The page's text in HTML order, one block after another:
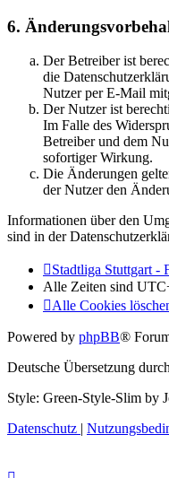
6.
Der Betreiber ist
die
Nutzer per E-Mail
Der Nutzer ist
Im Falle des
Betreiber und dem
sofortiger Wirkung.
Die Änderungen
der Nutzer den
Informationen über den
sind in der
Stadtliga Stuttgart -
Alle Zeiten sind
Alle Cookies
Powered by phpBB®
Deutsche Übersetzung durch
Style: Green-Style-Slim by
Datenschutz |